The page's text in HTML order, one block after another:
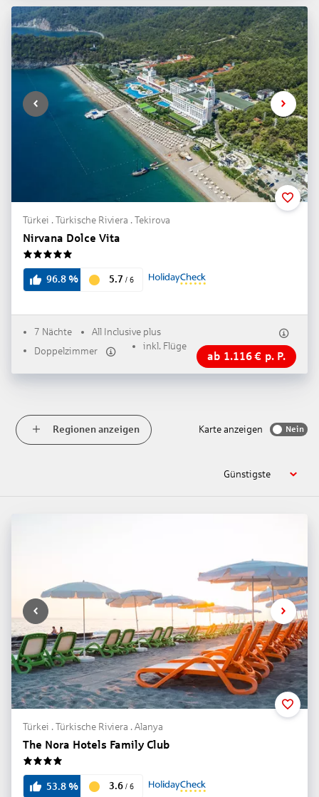
Türkei . Türkische Riviera . Tekirova
Nirvana Dolce Vita
96.8% 5.7 / 6
7 Nächte
All Inclusive plus
Doppelzimmer
inkl. Flüge
ab 1.116€ p. P.
Regionen anzeigen Karte anzeigen Nein
Günstigste
Türkei . Türkische Riviera . Alanya
The Nora Hotels Family Club
4
53.8% 3.6 / 6